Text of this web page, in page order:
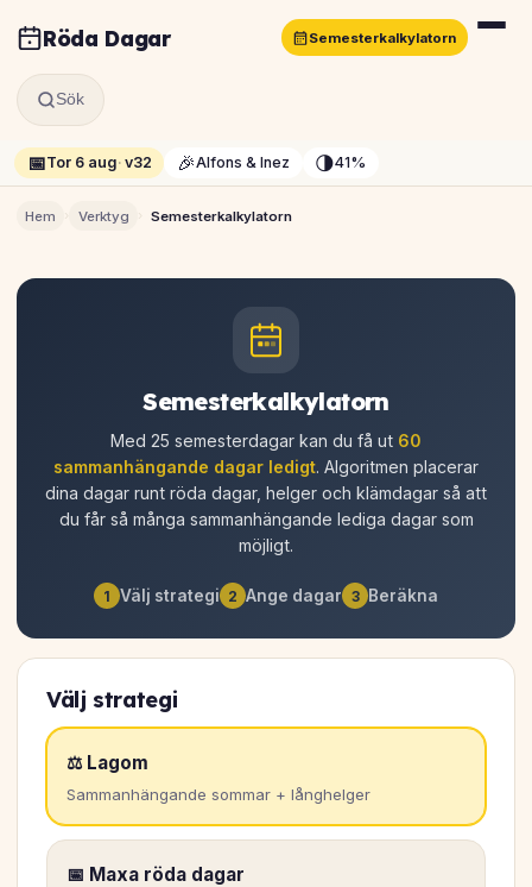
Röda Dagar Semesterkalkylatorn
Sök
📅Tor 6 aug· v32 🎉Alfons & Inez 🌗41%
Hem Verktyg Semesterkalkylatorn
Semesterkalkylatorn
Med 25 semesterdagar kan du få ut 60
sammanhängande dagar ledigt. Algoritmen placerar
dina dagar runt röda dagar, helger och klämdagar så att
du får så många sammanhängande lediga dagar som
möjligt.
1 Välj strategi 2 Ange dagar 3 Beräkna
Välj strategi
⚖ Lagom
Sammanhängande sommar + långhelger
📅 Maxa röda dagar